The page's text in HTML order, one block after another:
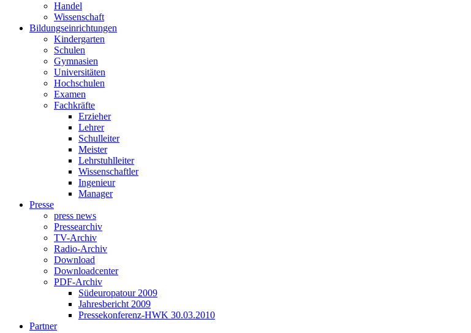
Handel
Wissenschaft
Bildungseinrichtungen
Kindergarten
Schulen
Gymnasien
Universitäten
Hochschulen
Examen
Fachkräfte
Erzieher
Lehrer
Schulleiter
Meister
Lehrstuhlleiter
Wissenschaftler
Ingenieur
Manager
Presse
press news
Pressearchiv
TV-Archiv
Radio-Archiv
Download
Downloadcenter
PDF-Archiv
Südeuropatour 2009
Jahresbericht 2009
Pressekonferenz-HWK 30.03.2010
Partner